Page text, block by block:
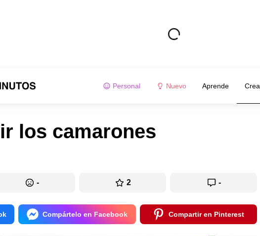
Personal Nuevo Aprende Crea
los camarones
- 2 -
Compártelo en Facebook Compartir en Pinterest